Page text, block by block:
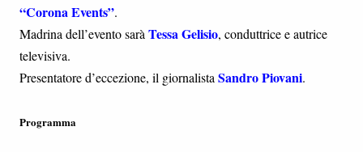
“Corona Events”.
Madrina dell’evento saràTessa Gelisio, conduttrice e autrice
televisiva.
Presentatore d’eccezione, il giornalistaSandro Piovani.
Programma